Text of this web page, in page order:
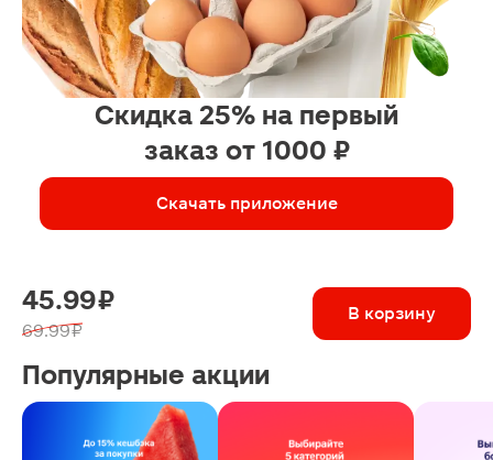
Скидка 25% на первый
заказ от 1000 ₽
Скачать приложение
45.99 ₽
69.99 ₽
В корзину
Популярные акции